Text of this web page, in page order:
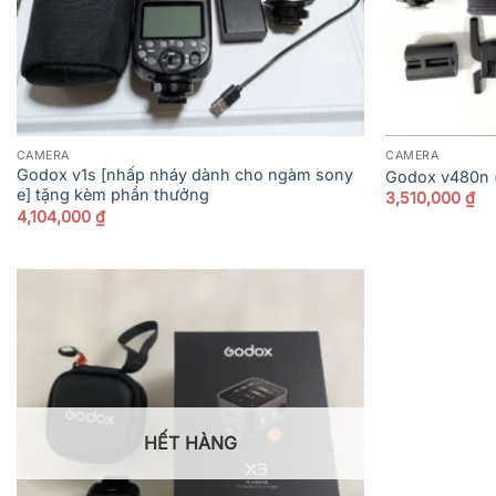
CAMERA
Godox v1s [nhấp nháy dành cho ngàm sony
e] tặng kèm phần thưởng
4,104,000 ₫
CAMERA
Godox
3,510,000₫
HẾT HÀNG